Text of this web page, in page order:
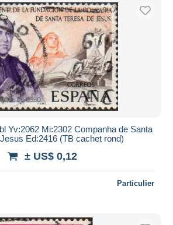
Yv:2062 Mi:2302 Companha de Santa
Ed:2416 (TB cachet rond)
± US$ 0,12
Particulier